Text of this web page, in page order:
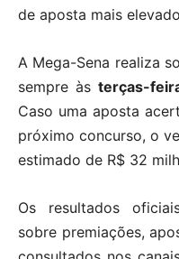
de aposta mais
A Mega-Sena realiza
sempre às terças-
Caso uma aposta
próximo concurso, o
estimado de R$ 32
Os resultados
sobre premiações,